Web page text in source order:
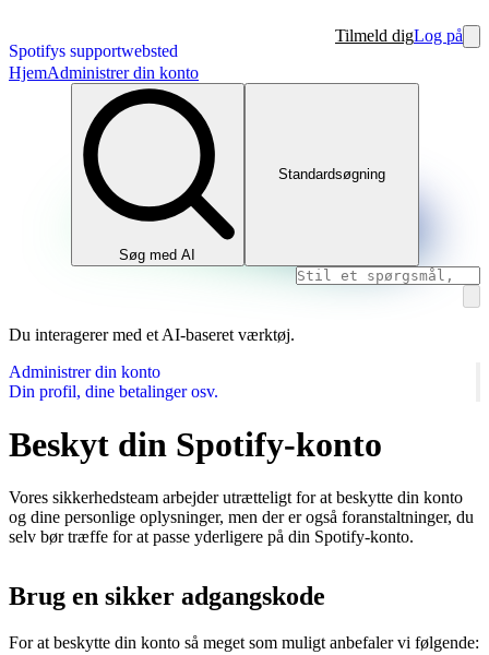
Spotifys supportwebsted
Tilmeld digLog på
HjemAdministrer din konto
Søg med AI
Standardsøgning
Du interagerer med et AI-baseret værktøj.
Administrer din konto
Din profil, dine betalinger osv.
Beskyt din Spotify-konto
Vores sikkerhedsteam arbejder utrætteligt for at beskytte din konto
og dine personlige oplysninger, men der er også foranstaltninger, du
selv bør træffe for at passe yderligere på din Spotify-konto.
Brug en sikker adgangskode
For at beskytte din konto så meget som muligt anbefaler vi følgende: